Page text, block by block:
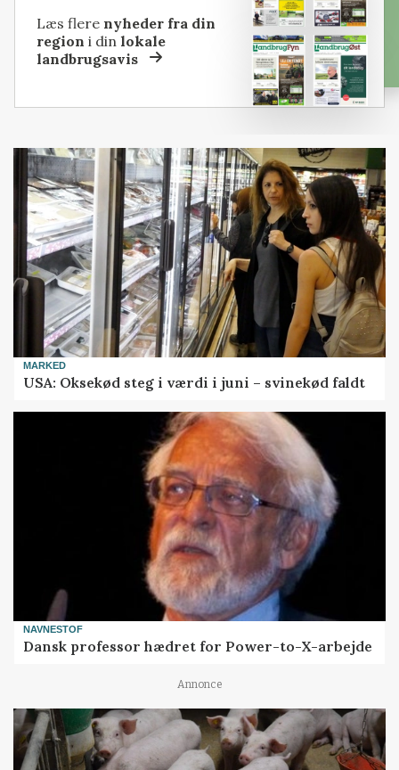
Læs flere nyheder fra din
region i dinlokale
landbrugsavis
MARKED
USA: Oksekød steg i værdi i juni – svinekød faldt
NAVNESTOF
Dansk professor hædret for Power-to-X-arbejde
Annonce